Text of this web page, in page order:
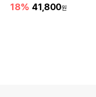
화견
18% 41,800원